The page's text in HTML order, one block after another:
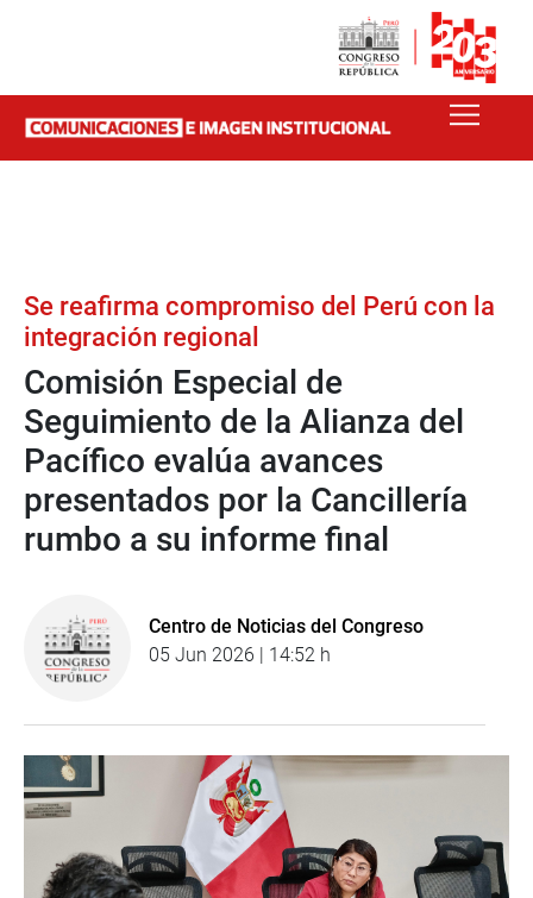
Se reafirma compromiso del Perú con la
integración regional
Comisión Especial de
Seguimiento de la Alianza del
Pacífico evalúa avances
presentados por la Cancillería
rumbo a su informe final
Centro de Noticias del Congreso
05 Jun 2026 | 14:52 h